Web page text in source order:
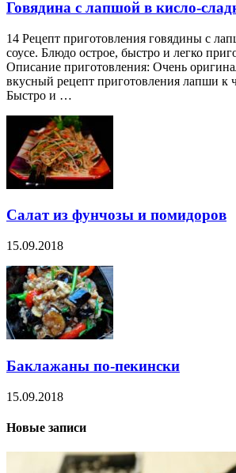
Говядина с лапшой в кисло-
14 Рецепт приготовления говядины с
соусе. Блюдо острое, быстро и легко
Описание приготовления: Очень
вкусный рецепт приготовления лапши к
Быстро и …
Салат из фунчозы и помидоров
15.09.2018
Баклажаны по-пекински
15.09.2018
Новые записи